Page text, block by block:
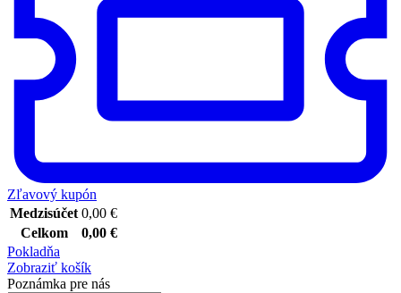
Zľavový kupón
Medzisúčet 0,00 €
Celkom
0,00 €
Pokladňa
Zobraziť košík
Poznámka pre nás